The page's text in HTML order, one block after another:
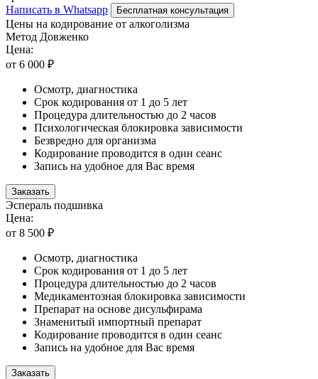
Написать в Whatsapp
Бесплатная консультация
Цены на кодирование от алкоголизма
Метод Довженко
Цена:
от 6 000 ₽
Осмотр, диагностика
Срок кодирования от 1 до 5 лет
Процедура длительностью до 2 часов
Психологическая блокировка зависимости
Безвредно для организма
Кодирование проводится в один сеанс
Запись на удобное для Вас время
Заказать
Эспераль подшивка
Цена:
от 8 500 ₽
Осмотр, диагностика
Срок кодирования от 1 до 5 лет
Процедура длительностью до 2 часов
Медикаментозная блокировка зависимости
Препарат на основе дисульфирама
Знаменитый импортный препарат
Кодирование проводится в один сеанс
Запись на удобное для Вас время
Заказать